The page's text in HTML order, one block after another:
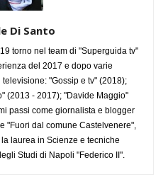
Di Santo
torno nel team di "Superguida tv"
del 2017 e dopo varie
"Gossip e tv" (2018);
(2013 - 2017); "Davide Maggio"
passi come giornalista e blogger
"Fuori dal comune Castelvenere",
laurea in Scienze e tecniche
Studi di Napoli "Federico II".